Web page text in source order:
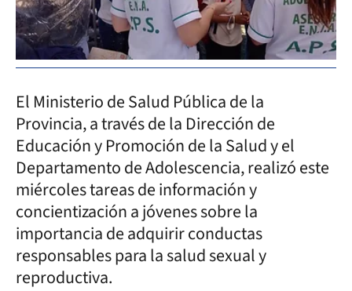
El Ministerio de Salud Pública de la
Provincia, a través de la Dirección de
Educación y Promoción de la Salud y el
Departamento de Adolescencia, realizó este
miércoles tareas de información y
concientización a jóvenes sobre la
importancia de adquirir conductas
responsables para la salud sexual y
reproductiva.